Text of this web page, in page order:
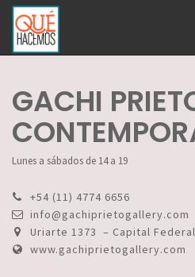
GACHI
Lunes a sábados de 14 a 19
+54 (11) 4774 6656
info@gachiprietogallery.com
Uriarte 1373 – Capital Federal
www.gachiprietogallery.com